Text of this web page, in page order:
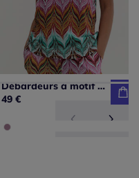
Débardeurs à motif imprimé col en V et finition paillettes
49 €